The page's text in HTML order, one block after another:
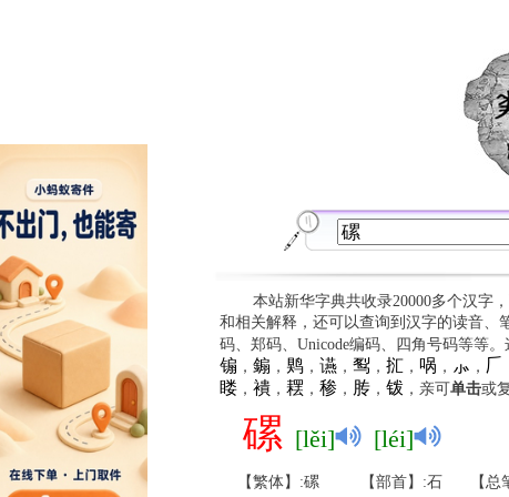
本站新华字典共收录20000多个汉字
和相关解释，还可以查询到汉字的读音、
码、郑码、Unicode编码、四角号码等等
䦂 ， 䥇 ， 䴗， 䜩， 䴕， 㧟 ， 㖞 ， ⺗ ， 𠂆
䁖， 䙡， 䎬 ， 䅟， 䏝， 䥽，亲可单击或
磥 [lěi] [léi]
【繁体】:磥 【部首】:石 【